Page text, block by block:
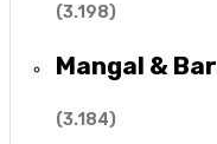
(3.198)
Mangal &
(3.184)